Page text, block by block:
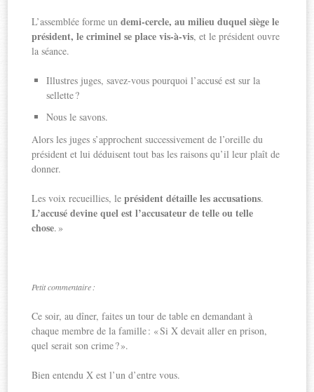
L’assemblée forme undemi-cercle, au milieu duquel siège le
président, le criminel se place vis-à-vis, et le président ouvre
la séance.
Illustres juges, savez-vous pourquoi l’accusé est sur la
sellette ?
Nous le savons.
Alors les juges s’approchent successivement de l’oreille du
président et lui déduisent tout bas les raisons qu’il leur plaît de
donner.
Les voix recueillies, leprésident détaille les accusations.
L’accusé devine quel est l’accusateur de telle ou telle
chose. »
Petit commentaire :
Ce soir, au dîner, faites un tour de table en demandant à
chaque membre de la famille : « Si X devait aller en prison,
quel serait son crime ? ».
Bien entendu X est l’un d’entre vous.